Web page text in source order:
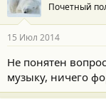
Почетный
15 Июл 2014
Не понятен вопрос
музыку, ничего